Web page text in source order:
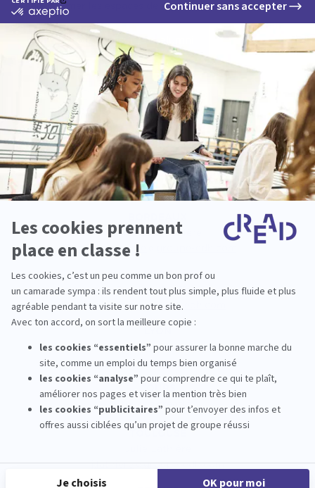
transformer les espaces de demain.
En savoir plus sur nos alumni
CONTACTS DES RELATIONS
ENTREPRISES
AIX EN PROVENCE
Manon Cattaneo et Loïc Vincent
m.cattaneo@groupe-edh.com
l.vincent@groupe-edh.com
Alice Chennevière
a.chenneviere@groupe-edh.com
LILLE
Romane Chuffart
r.chuffart@groupe-edh.com
Victoria Cossalter
v.cossalter@groupe-edh.com
TOURS
tours@cread.fr
TOULOUSE
j.lathiere@groupe-edh.com